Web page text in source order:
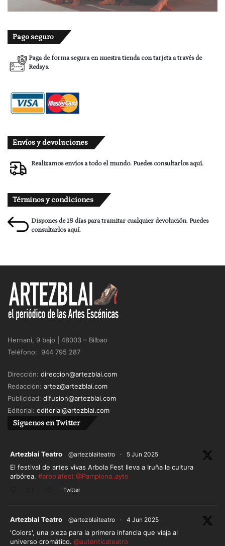
Pago seguro
Paga de forma segura en nuestra tienda con tarjeta a través de
Redsys.
Envíos y devoluciones
Realizamos envíos a todo el mundo. Puedes consultarlosaquí.
Términos y condiciones
Dispones de 15 días para tramitar cualquier devolución. Puedes
consultarlosaquí.
Hernani, 9 bajo | 48003 – Bilbao
Teléfono: 944 795 287
Dirección: direccion@artezblai.com
Redacción: artez@artezblai.com
Publicidad: difusion@artezblai.com
Editorial: editorial@artezblai.com
Síguenos en Twitter
Artezblai Teatro @artezblaiteatro · 5 Jun 2025
El festival de artes vivas Arbola Fest lleva a Iruña la cultura
arbórea. #arbolafest @Pamplona_ayto
Twitter
Artezblai Teatro @artezblaiteatro · 4 Jun 2025
'Colors', una pieza para la primera infancia que viaja al
universo cromático. @autenticateatro